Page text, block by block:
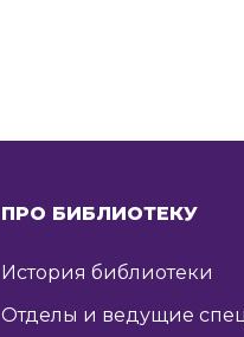
ПРО БИБЛИОТЕКУ
История библиотеки
Отделы и ведущие